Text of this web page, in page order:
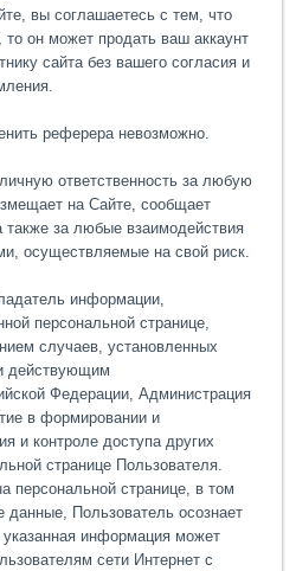
вы соглашаетесь с тем, что
он может продать ваш аккаунт
сайта без вашего согласия и
реферера невозможно.
ответственность за любую
на Сайте, сообщает
за любые взаимодействия
осуществляемые на свой риск.
информации,
персональной странице,
случаев, установленных
действующим
Федерации, Администрация
в формировании и
и контроле доступа других
странице Пользователя.
странице, в том
данные, Пользователь осознает
информация может
сети Интернет с